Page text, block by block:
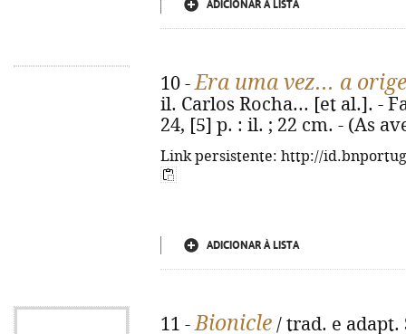
ADICIONAR À LISTA
10 -Era uma vez... a
il. Carlos Rocha... [et al.]. -
24, [5] p. : il. ; 22 cm. - (As
Link persistente: http://
ADICIONAR À LISTA
11 -Bionicle / trad. e adapt.